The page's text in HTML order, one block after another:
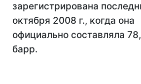
зарегистрирована
октября 2008 г., когда она
официально составляла
барр.